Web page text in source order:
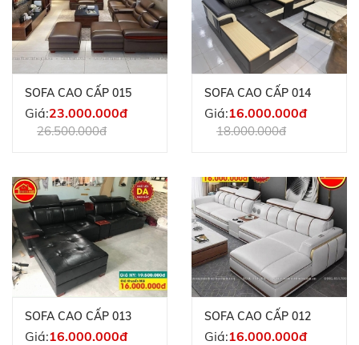
SOFA CAO CẤP 015
Giá:23.000.000đ
26.500.000đ
SOFA CAO CẤP 014
Giá:16.000.000đ
18.000.000đ
SOFA CAO CẤP 013
Giá:16.000.000đ
SOFA CAO CẤP 012
Giá:16.000.000đ